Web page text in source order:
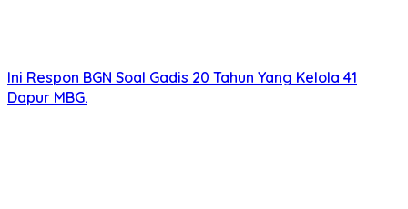
Ini Respon BGN Soal Gadis 20 Tahun Yang Kelola 41
Dapur MBG.